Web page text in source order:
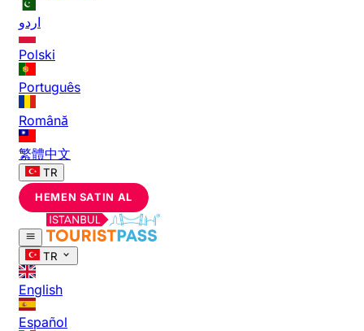
اردو
Polski
Português
Română
繁體中文
TR
HEMEN SATIN AL
TR
English
Español